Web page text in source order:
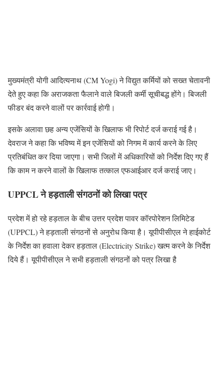
मुख्यमंत्री योगी आदित्यनाथ (CM Yogi) ने विद्युत कर्मियों को सख्त चेतावनी
देते हुए कहा कि अराजकता फैलाने वाले बिजली कर्मी सूचीबद्ध होंगे। बिजली
फीडर बंद करने वालों पर कार्रवाई होगी।
इसके अलावा छह अन्य एजेंसियों के खिलाफ भी रिपोर्ट दर्ज कराई गई है।
देवराज ने कहा कि भविष्य में इन एजेंसियों को निगम में कार्य करने के लिए
प्रतिबंधित कर दिया जाएगा। सभी जिलों में अधिकारियों को निर्देश दिए गए हैं
कि काम न करने वालों के खिलाफ तत्काल एफआईआर दर्ज कराई जाए।
UPPCL ने हड़ताली संगठनों को लिखा पत्र
प्रदेश में हो रहे हड़ताल के बीच उत्तर प्रदेश पावर कॉरपोरेशन लिमिटेड
(UPPCL) ने हड़ताली संगठनों से अनुरोध किया है। यूपीपीसीएल ने हाईकोर्ट
के निर्देश का हवाला देकर हड़ताल (Electricity Strike) खत्म करने के निर्देश
दिये हैं। यूपीपीसीएल ने सभी हड़ताली संगठनों को पत्र लिखा है